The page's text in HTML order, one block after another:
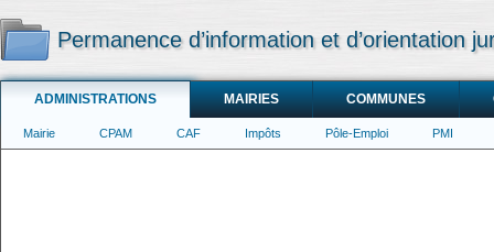
Permanence d’information et d’orientation
ADMINISTRATIONS MAIRIES COMMUNES
Mairie CPAM CAF Impôts Pôle-Emploi PMI